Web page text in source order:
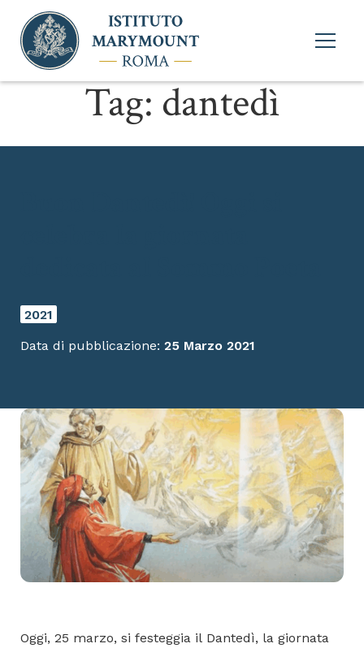
Apri
menu
Tag: dantedì
2021
Data di pubblicazione: 25 Marzo 2021
Oggi, 25 marzo, si festeggia il Dantedì, la giornata